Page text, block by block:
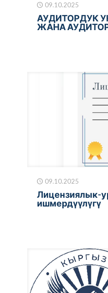
09.10.2025
АУДИТОРДУК
ЖАНА
09.10.2025
Лицензиялык-
ишмердүүлүгү